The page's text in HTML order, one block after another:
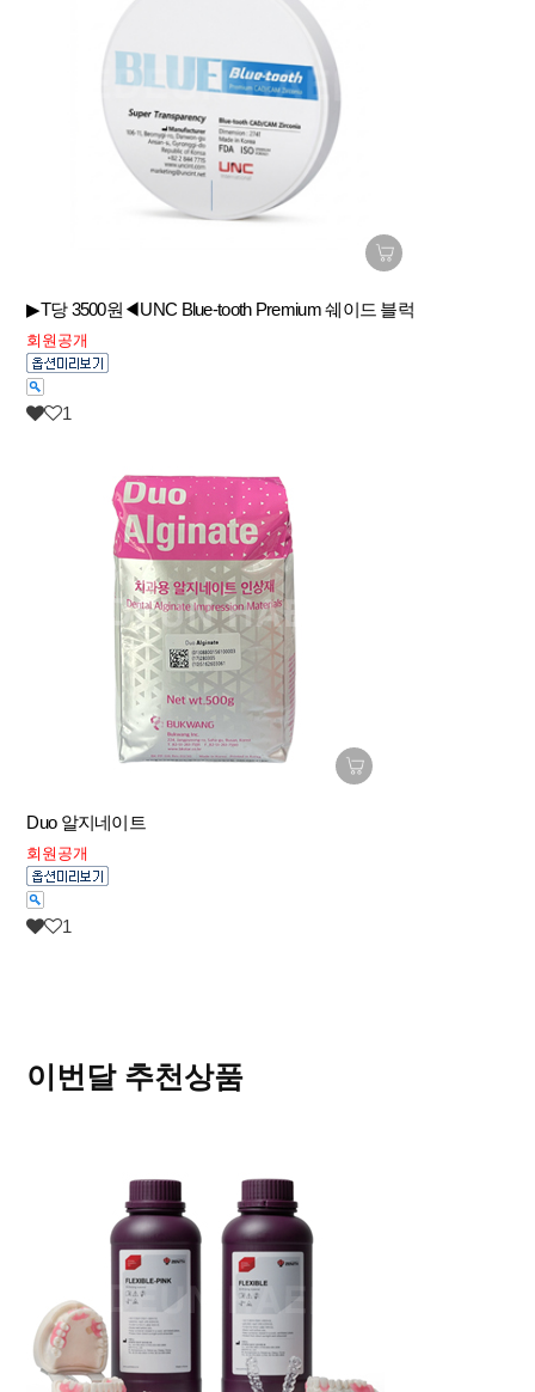
▶T당 3500원◀UNC Blue-tooth Premium 쉐이드 블럭
회원공개
1
Duo 알지네이트
회원공개
1
이번달 추천상품